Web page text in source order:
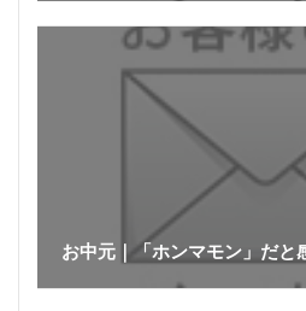
お中元｜「ホンマモン」だと